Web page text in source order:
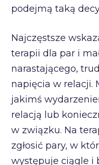
podejmą taką
Najczęstsze
terapii dla par i
narastającego,
napięcia w relacji.
jakimś
relacją lub
w związku. Na
zgłosić pary, w
występuje ciągle i